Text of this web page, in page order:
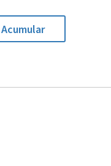
Acumular